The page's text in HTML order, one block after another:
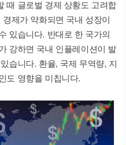
때 글로벌 경제 상황도 고려합
제가 약화되면 국내 성장이
있습니다. 반대로 한 국가의
강하면 국내 인플레이션이 발
습니다. 환율, 국제 무역량, 지
도 영향을 미칩니다.